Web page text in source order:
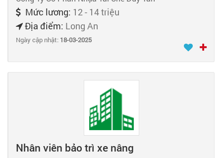
Mức lương: 12 - 14 triệu
Địa điểm: Long An
Ngày cập nhật: 18-03-2025
Nhân viên bảo trì xe nâng